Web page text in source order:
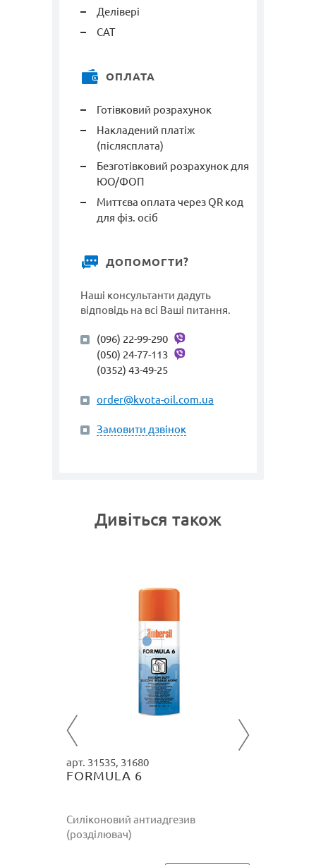
Делівері
САТ
ОПЛАТА
Готівковий розрахунок
Накладений платіж
(післясплата)
Безготівковий розрахунок для
ЮО/ФОП
Миттєва оплата через QR код
для фіз. осіб
ДОПОМОГТИ?
Наші консультанти дадуть
відповідь на всі Ваші питання.
(096) 22-99-290
(050) 24-77-113
(0352) 43-49-25
order@kvota-oil.com.ua
Замовити дзвінок
Дивіться також
арт. 31535, 31680
FORMULA 6
Силіконовий антиадгезив
(розділювач)